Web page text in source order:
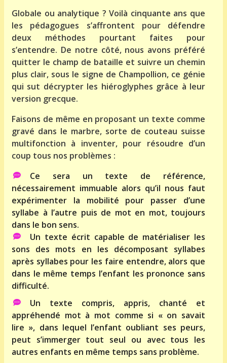
Globale ou analytique ? Voilà cinquante ans que
les pédagogues s’affrontent pour défendre
deux méthodes pourtant faites pour
s’entendre. De notre côté, nous avons préféré
quitter le champ de bataille et suivre un chemin
plus clair, sous le signe de Champollion, ce génie
qui sut décrypter les hiéroglyphes grâce à leur
version grecque.
Faisons de même en proposant un texte comme
gravé dans le marbre, sorte de couteau suisse
multifonction à inventer, pour résoudre d’un
coup tous nos problèmes :
Ce sera un texte de référence,
nécessairement immuable alors qu’il nous faut
expérimenter la mobilité pour passer d’une
syllabe à l’autre puis de mot en mot, toujours
dans le bon sens.
Un texte écrit capable de matérialiser les
sons des mots en les décomposant syllabes
après syllabes pour les faire entendre, alors que
dans le même temps l’enfant les prononce sans
difficulté.
Un texte compris, appris, chanté et
appréhendé mot à mot comme si « on savait
lire », dans lequel l’enfant oubliant ses peurs,
peut s’immerger tout seul ou avec tous les
autres enfants en même temps sans problème.